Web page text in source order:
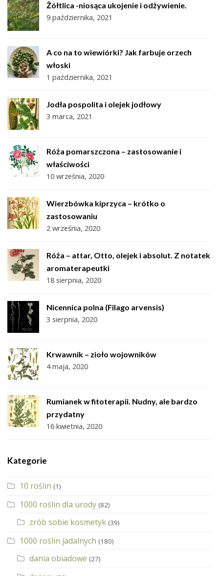
Żółtlica -niosąca ukojenie i odżywienie.
9 października, 2021
A co na to wiewiórki? Jak farbuje orzech
włoski
1 października, 2021
Jodła pospolita i olejek jodłowy
3 marca, 2021
Róża pomarszczona – zastosowanie i
właściwości
10 września, 2020
Wierzbówka kiprzyca – krótko o
zastosowaniu
2 września, 2020
Róża – attar, Otto, olejek i absolut. Z notatek
aromaterapeutki
18 sierpnia, 2020
Nicennica polna (Filago arvensis)
3 sierpnia, 2020
Krwawnik – zioło wojowników
4 maja, 2020
Rumianek w fitoterapii. Nudny, ale bardzo
przydatny
16 kwietnia, 2020
Kategorie
10 roślin (1)
1000 roślin dla urody (82)
zrób sobie kosmetyk (39)
1000 roślin jadalnych (180)
dania obiadowe (27)